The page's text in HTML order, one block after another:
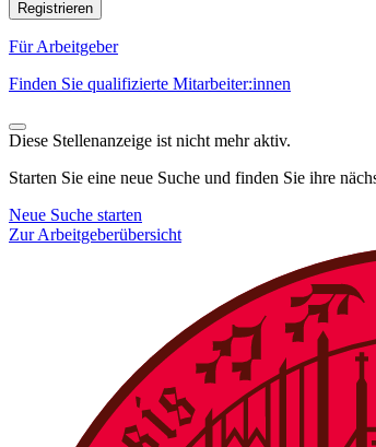
Registrieren
Für Arbeitgeber
Finden Sie qualifizierte Mitarbeiter:innen
Diese Stellenanzeige ist nicht mehr aktiv.
Starten Sie eine neue Suche und finden Sie ihre
Neue Suche starten
Zur Arbeitgeberübersicht